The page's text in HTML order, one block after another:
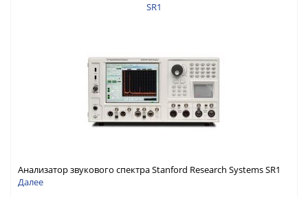
SR1
Анализатор звукового спектра Stanford Research Systems SR1
Далее